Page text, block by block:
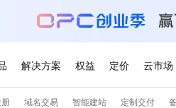
解决方案 权益 定价 云市场
域名交易 智能建站 定制交付